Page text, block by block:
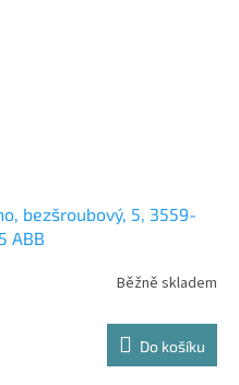
bezšroubový, 5, 3559-
ABB
Běžně skladem
Do košíku